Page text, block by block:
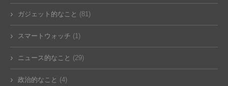
ガジェット的なこと (81)
スマートウォッチ (1)
ニュース的なこと (29)
政治的なこと (4)